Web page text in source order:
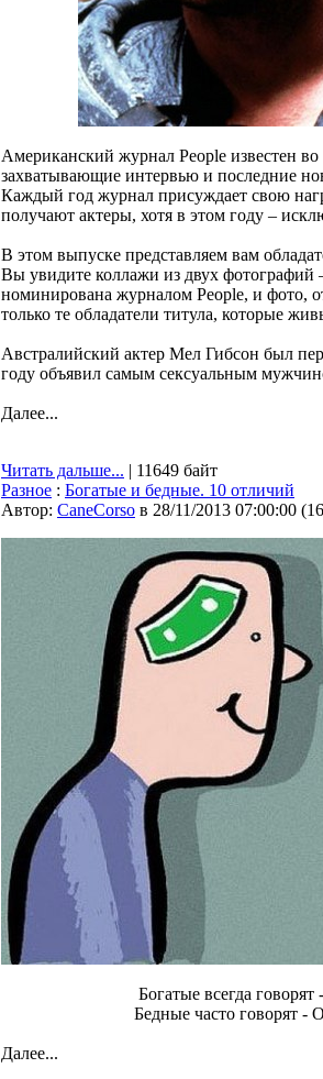
Американский журнал People известен
захватывающие интервью и последние
Каждый год журнал присуждает свою
получают актеры, хотя в этом году –
В этом выпуске представляем вам
Вы увидите коллажи из двух фотографий
номинирована журналом People, и фото,
только те обладатели титула, которые
Австралийский актер Мел Гибсон был
году объявил самым сексуальным
Далее...
Читать дальше... | 11649 байт
Разное : Богатые и бедные. 10 отличий
Автор: CaneCorso в 28/11/2013 07:00:00 (
Богатые всегда говорят
Бедные часто говорят -
Далее...